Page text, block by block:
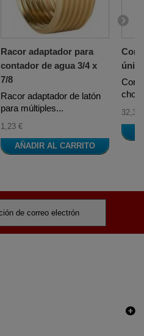
Racor adaptador para
contador de agua 3/4 x
7/8
Racor adaptador de latón
para múltiples...
1,23 €
AÑADIR AL CARRITO
32,32